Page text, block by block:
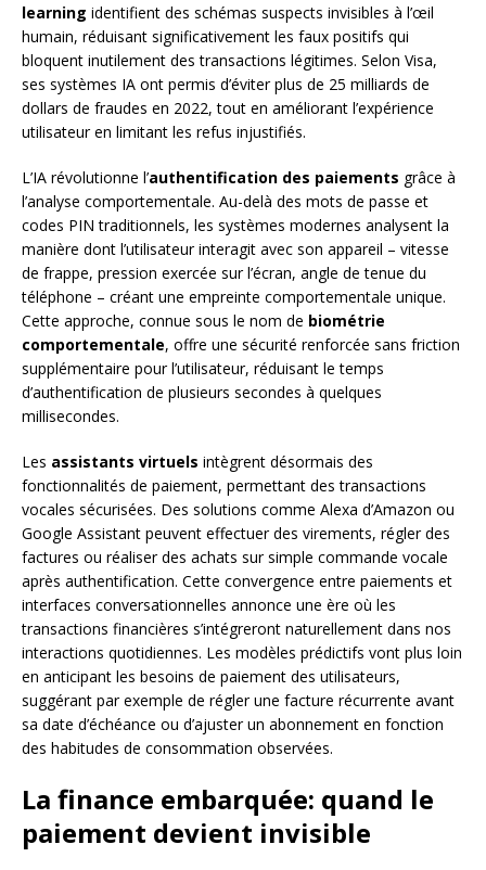
learning identifient des schémas suspects invisibles à l’œil
humain, réduisant significativement les faux positifs qui
bloquent inutilement des transactions légitimes. Selon Visa,
ses systèmes IA ont permis d’éviter plus de 25 milliards de
dollars de fraudes en 2022, tout en améliorant l’expérience
utilisateur en limitant les refus injustifiés.
L’IA révolutionne l’authentification des paiements grâce à
l’analyse comportementale. Au-delà des mots de passe et
codes PIN traditionnels, les systèmes modernes analysent la
manière dont l’utilisateur interagit avec son appareil – vitesse
de frappe, pression exercée sur l’écran, angle de tenue du
téléphone – créant une empreinte comportementale unique.
Cette approche, connue sous le nom de biométrie
comportementale, offre une sécurité renforcée sans friction
supplémentaire pour l’utilisateur, réduisant le temps
d’authentification de plusieurs secondes à quelques
millisecondes.
Les assistants virtuels intègrent désormais des
fonctionnalités de paiement, permettant des transactions
vocales sécurisées. Des solutions comme Alexa d’Amazon ou
Google Assistant peuvent effectuer des virements, régler des
factures ou réaliser des achats sur simple commande vocale
après authentification. Cette convergence entre paiements et
interfaces conversationnelles annonce une ère où les
transactions financières s’intégreront naturellement dans nos
interactions quotidiennes. Les modèles prédictifs vont plus loin
en anticipant les besoins de paiement des utilisateurs,
suggérant par exemple de régler une facture récurrente avant
sa date d’échéance ou d’ajuster un abonnement en fonction
des habitudes de consommation observées.
La finance embarquée: quand le
paiement devient invisible